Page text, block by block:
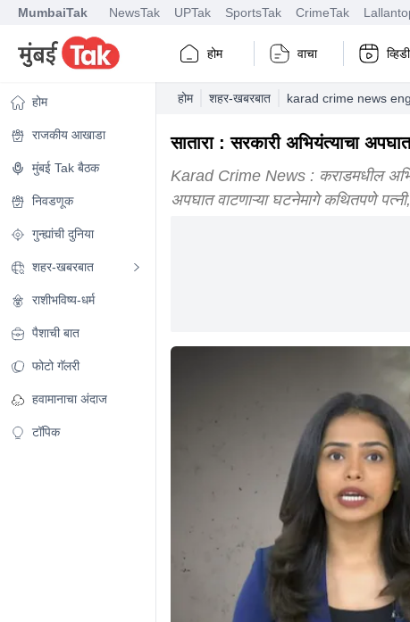
MumbaiTak NewsTak UPTak SportsTak CrimeTak
होम वाचा
होम
राजकीय आखाडा
मुंबई Tak बैठक
निवडणूक
गुन्ह्यांची दुनिया
शहर-खबरबात
राशीभविष्य-धर्म
पैशाची बात
फोटो गॅलरी
हवामानाचा अंदाज
टॉपिक
होम शहर-खबरबात karad crime news
सातारा : सरकारी अभियंत्याचा
Karad Crime News : कराडमधील
अपघात वाटणाऱ्या घटनेमागे कथितपणे